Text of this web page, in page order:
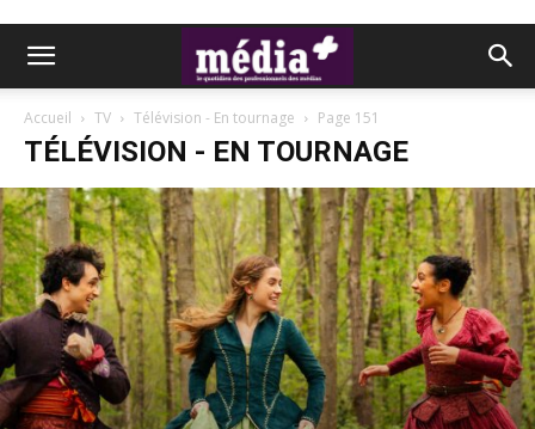
Accueil TV Télévision - En tournage Page 151
TÉLÉVISION - EN TOURNAGE